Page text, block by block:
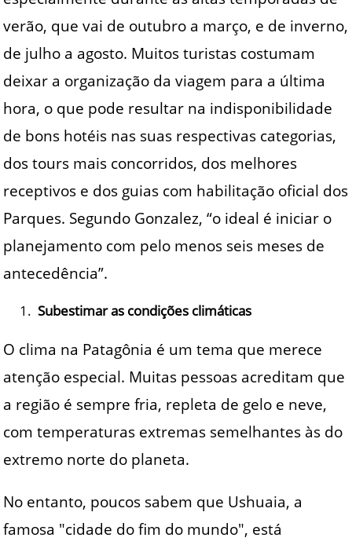
verão, que vai de outubro a março, e de inverno,
de julho a agosto. Muitos turistas costumam
deixar a organização da viagem para a última
hora, o que pode resultar na indisponibilidade
de bons hotéis nas suas respectivas categorias,
dos tours mais concorridos, dos melhores
receptivos e dos guias com habilitação oficial dos
Parques. Segundo Gonzalez, “o ideal é iniciar o
planejamento com pelo menos seis meses de
antecedência”.
Subestimar as condições climáticas
O clima na Patagônia é um tema que merece
atenção especial. Muitas pessoas acreditam que
a região é sempre fria, repleta de gelo e neve,
com temperaturas extremas semelhantes às do
extremo norte do planeta.
No entanto, poucos sabem que Ushuaia, a
famosa "cidade do fim do mundo", está